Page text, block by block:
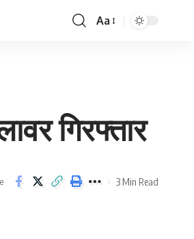
Font
Aa
गिरफ्तार
3 Min Read